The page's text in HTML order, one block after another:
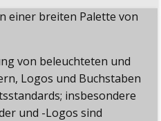
einer breiten Palette von
von beleuchteten und
Logos und Buchstaben
insbesondere
und -Logos sind